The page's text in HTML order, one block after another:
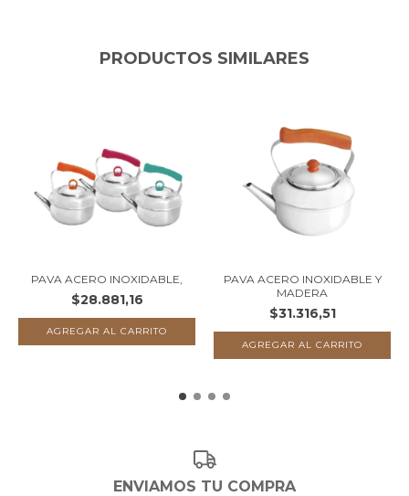
PRODUCTOS SIMILARES
PAVA ACERO INOXIDABLE,
$28.881,16
PAVA ACERO INOXIDABLE Y
MADERA
$31.316,51
ENVIAMOS TU COMPRA